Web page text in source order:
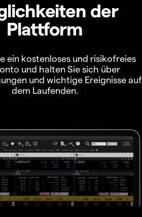
der
Plattform
ein kostenloses und risikofreies
und halten Sie sich über
und wichtige Ereignisse auf
dem Laufenden.